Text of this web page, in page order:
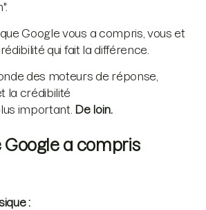
Google vous a compris, vous et
qui fait la différence.
des moteurs de réponse,
la crédibilité
important. De loin.
Google a compris
: